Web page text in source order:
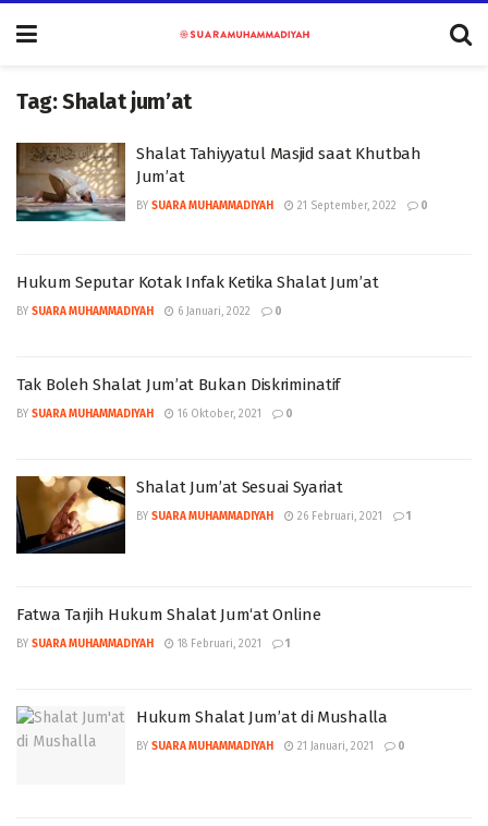
Tag:Shalat jum’at
Shalat Tahiyyatul Masjid saat Khutbah
Jum’at
BY SUARA MUHAMMADIYAH 21 September, 2022 0
Hukum Seputar Kotak Infak Ketika Shalat Jum’at
BY SUARA MUHAMMADIYAH 6 Januari, 2022 0
Tak Boleh Shalat Jum’at Bukan Diskriminatif
BY SUARA MUHAMMADIYAH 16 Oktober, 2021 0
Shalat Jum’at Sesuai Syariat
BY SUARA MUHAMMADIYAH 26 Februari, 2021 1
Fatwa Tarjih Hukum Shalat Jum‘at Online
BY SUARA MUHAMMADIYAH 18 Februari, 2021 1
Hukum Shalat Jum’at di Mushalla
BY SUARA MUHAMMADIYAH 21 Januari, 2021 0